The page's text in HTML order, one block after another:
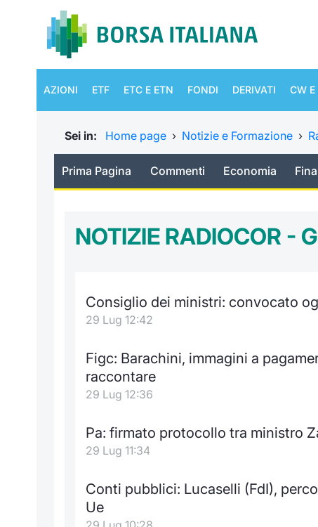
AZIONI ETF ETC E ETN FONDI DERIVATI CW E
Sei in: Home page › Notizie e Formazione ›
Prima Pagina Commenti Economia
NOTIZIE RADIOCOR -
Consiglio dei ministri: convocato
29 Lug 12:42
Figc: Barachini, immagini a
raccontare
29 Lug 12:36
Pa: firmato protocollo tra ministro
29 Lug 11:34
Conti pubblici: Lucaselli (FdI),
Ue